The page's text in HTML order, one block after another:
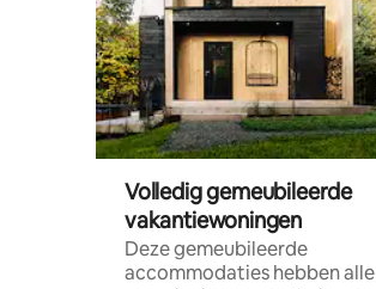
Volledig gemeubileerde
vakantiewoningen
Deze gemeubileerde
accommodaties hebben alle